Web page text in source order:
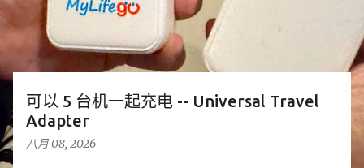
可以 5 台机一起充电 -- Universal Travel
Adapter
八月 08, 2026